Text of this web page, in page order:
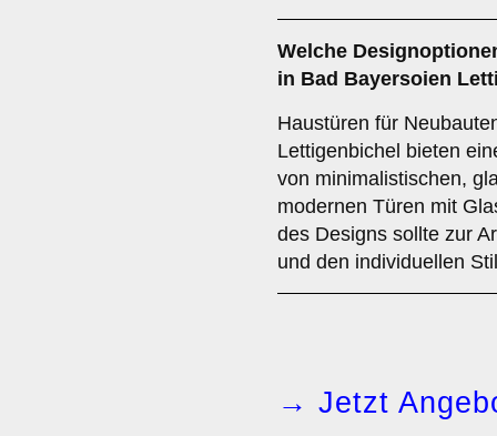
Welche
in Bad Bayersoien
Haustüren für
Lettigenbichel bieten
von minimalistischen,
modernen Türen mit
des Designs sollte zur
und den individuellen
→ Jetzt